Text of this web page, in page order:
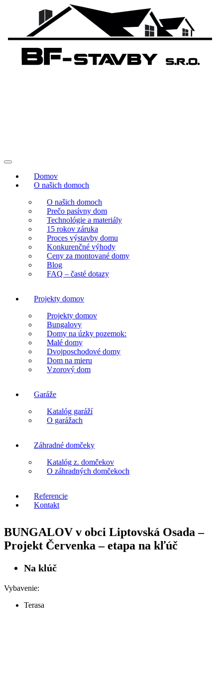
Domov
O našich domoch
O našich domoch
Prečo pasívny dom
Technológie a materiály
15 rokov záruka
Proces výstavby domu
Konkurenčné výhody
Ceny za montované domy
Blog
FAQ – časté dotazy
Projekty domov
Projekty domov
Bungalovy
Domy na úzky pozemok:
Malé domy
Dvojposchodové domy
Dom na mieru
Vzorový dom
Garáže
Katalóg garáží
O garážach
Záhradné domčeky
Katalóg z. domčekov
O záhradných domčekoch
Referencie
Kontakt
BUNGALOV v obci Liptovská Osada –
Projekt Červenka – etapa na kľúč
Na klúč
Vybavenie:
Terasa